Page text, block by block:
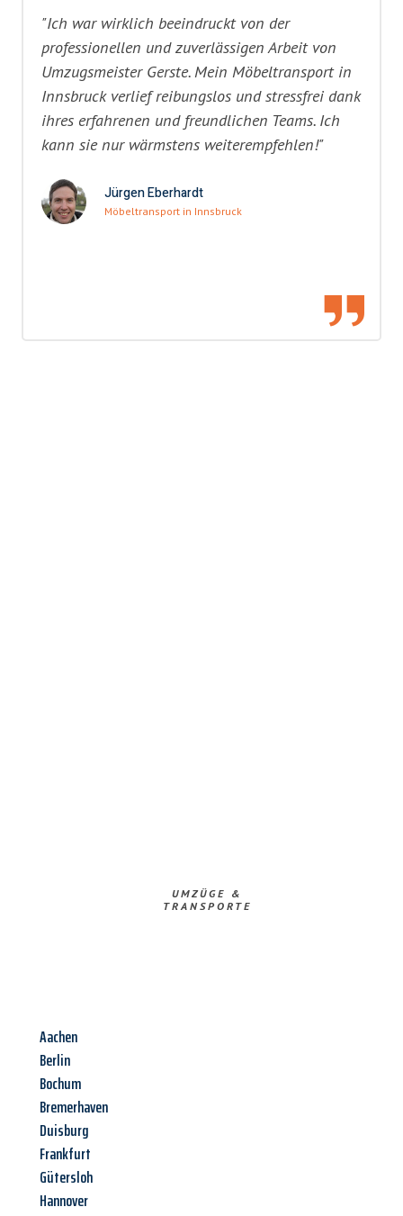
"Ich war wirklich beeindruckt von der
professionellen und zuverlässigen Arbeit von
Umzugsmeister Gerste. Mein Möbeltransport in
Innsbruck verlief reibungslos und stressfrei dank
ihres erfahrenen und freundlichen Teams. Ich
kann sie nur wärmstens weiterempfehlen!"
Jürgen Eberhardt
Möbeltransport in Innsbruck
UMZÜGE &
TRANSPORTE
Aachen
Berlin
Bochum
Bremerhaven
Duisburg
Frankfurt
Gütersloh
Hannover